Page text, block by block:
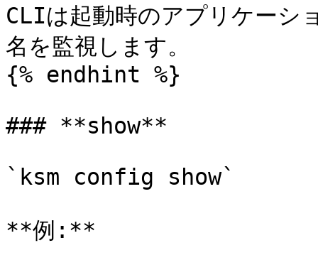
CLIは起動時のアプリケーシ
名を監視します。
{% endhint %}
### **show**
`ksm config show`
**例:**